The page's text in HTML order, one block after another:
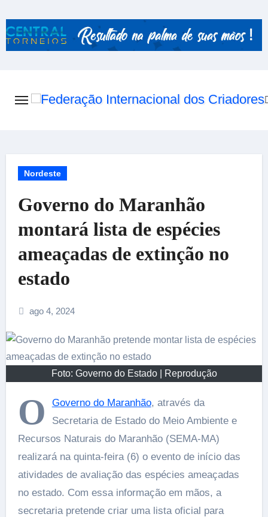
content
Nordeste
Governo do Maranhão
montará lista de espécies
ameaçadas de extinção no
estado
ago 4, 2024
Foto: Governo do Estado | Reprodução
O Governo do Maranhão, através da
Secretaria de Estado do Meio Ambiente e
Recursos Naturais do Maranhão (SEMA-MA)
realizará na quinta-feira (6) o evento de início das
atividades de avaliação das espécies ameaçadas
no estado. Com essa informação em mãos, a
secretaria pretende criar uma lista oficial para